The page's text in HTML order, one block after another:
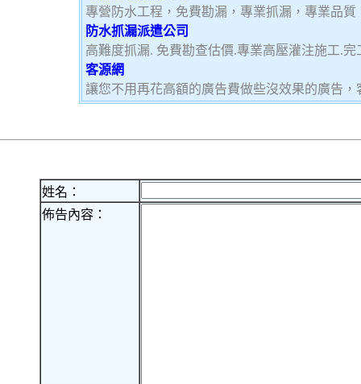
專營防水工程，免費勘漏，專業抓漏，專業品
防水抓漏派遣公司
高難度抓漏. 免費勘查估價.專業高壓灌注施工.完
客源網
讓您不用再花高額的廣告費做些沒效果的廣告
姓名：
佈告內容：